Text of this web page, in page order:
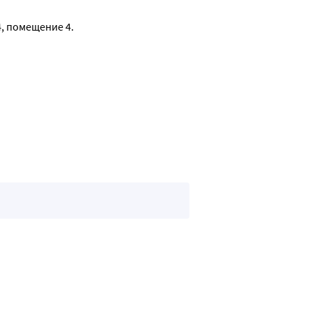
помещение 4.